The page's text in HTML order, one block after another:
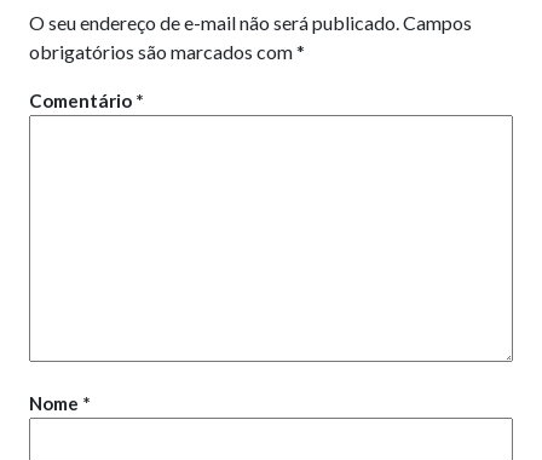
O seu endereço de e-mail não será publicado.Campos
obrigatórios são marcados com*
Comentário *
Nome *